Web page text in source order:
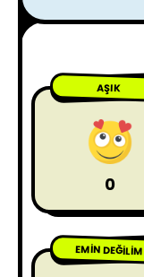
AŞIK
0
EMIN DEĞILIM